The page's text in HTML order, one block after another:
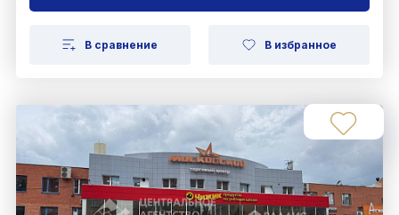
В сравнение В избранное